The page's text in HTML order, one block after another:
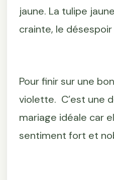
jaune. La tulipe
crainte, le
Pour finir sur une
violette. C’est une
mariage idéale car
sentiment fort et